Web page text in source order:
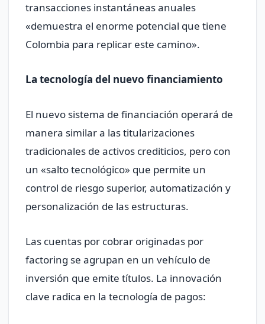
transacciones instantáneas anuales
«demuestra el enorme potencial que tiene
Colombia para replicar este camino».
La tecnología del nuevo financiamiento
El nuevo sistema de financiación operará de
manera similar a las titularizaciones
tradicionales de activos crediticios, pero con
un «salto tecnológico» que permite un
control de riesgo superior, automatización y
personalización de las estructuras.
Las cuentas por cobrar originadas por
factoring se agrupan en un vehículo de
inversión que emite títulos. La innovación
clave radica en la tecnología de pagos: